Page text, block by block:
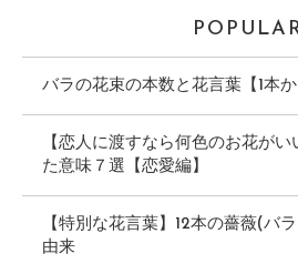
バラの花束の本数と花言葉【1本か
【恋人に渡すなら何色のお花が
た意味７選【恋愛編】
【特別な花言葉】12本の薔薇(バ
由来